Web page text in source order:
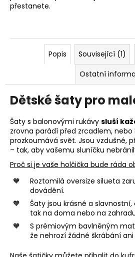
přestanete.
Popis Související (1)
Ostatní
Dětské šaty pro
Šaty s balonovými rukávy sluší
zrovna parádí před zrcadlem,
prozkoumává svět. Jsou vzdušné,
– tak, aby vašemu sluníčku
Proč si je vaše holčička bude ráda
Roztomilá oversize silueta
dovádění.
Šaty jsou krásné a
tak na doma nebo na
S prémiovým bavlněným
že nehrozí žádné škrábání ani